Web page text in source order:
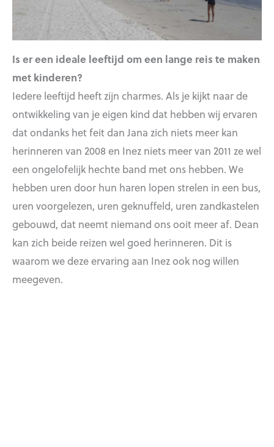
Is er een ideale leeftijd om een lange reis te maken
met kinderen?
Iedere leeftijd heeft zijn charmes. Als je kijkt naar de
ontwikkeling van je eigen kind dat hebben wij ervaren
dat ondanks het feit dan Jana zich niets meer kan
herinneren van 2008 en Inez niets meer van 2011 ze wel
een ongelofelijk hechte band met ons hebben. We
hebben uren door hun haren lopen strelen in een bus,
uren voorgelezen, uren geknuffeld, uren zandkastelen
gebouwd, dat neemt niemand ons ooit meer af. Dean
kan zich beide reizen wel goed herinneren. Dit is
waarom we deze ervaring aan Inez ook nog willen
meegeven.